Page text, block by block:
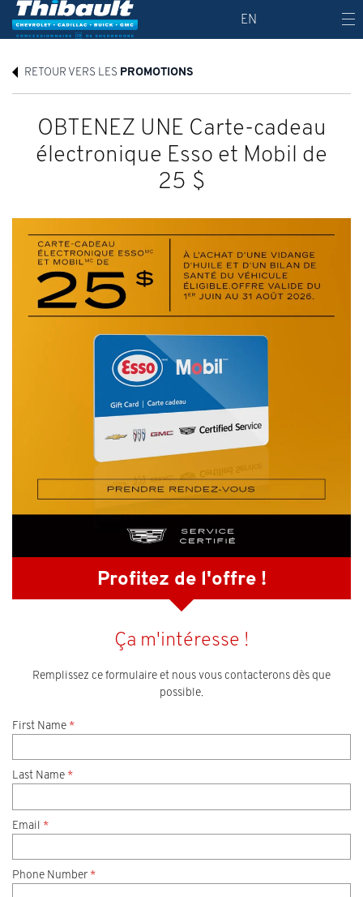
EN
RETOUR VERS LES PROMOTIONS
OBTENEZ UNE Carte-cadeau
électronique Esso et Mobil de
25 $
Profitez de l'offre !
Ça m'intéresse !
Remplissez ce formulaire et nous vous contacterons dès que
possible.
First Name *
Last Name *
Email *
Phone Number *